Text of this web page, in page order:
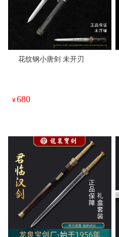
花纹钢小唐剑 未开刃
¥680